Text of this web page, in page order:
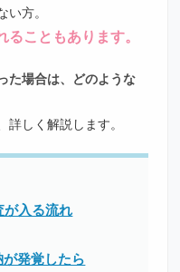
方。
こともあります。
た場合は、どのような
しく解説します。
入る流れ
発覚したら